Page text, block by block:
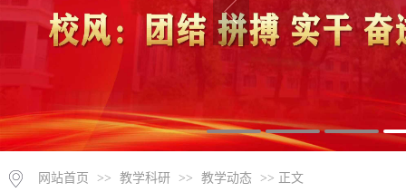
网站首页 >> 教学科研 >> 教学动态 >> 正文